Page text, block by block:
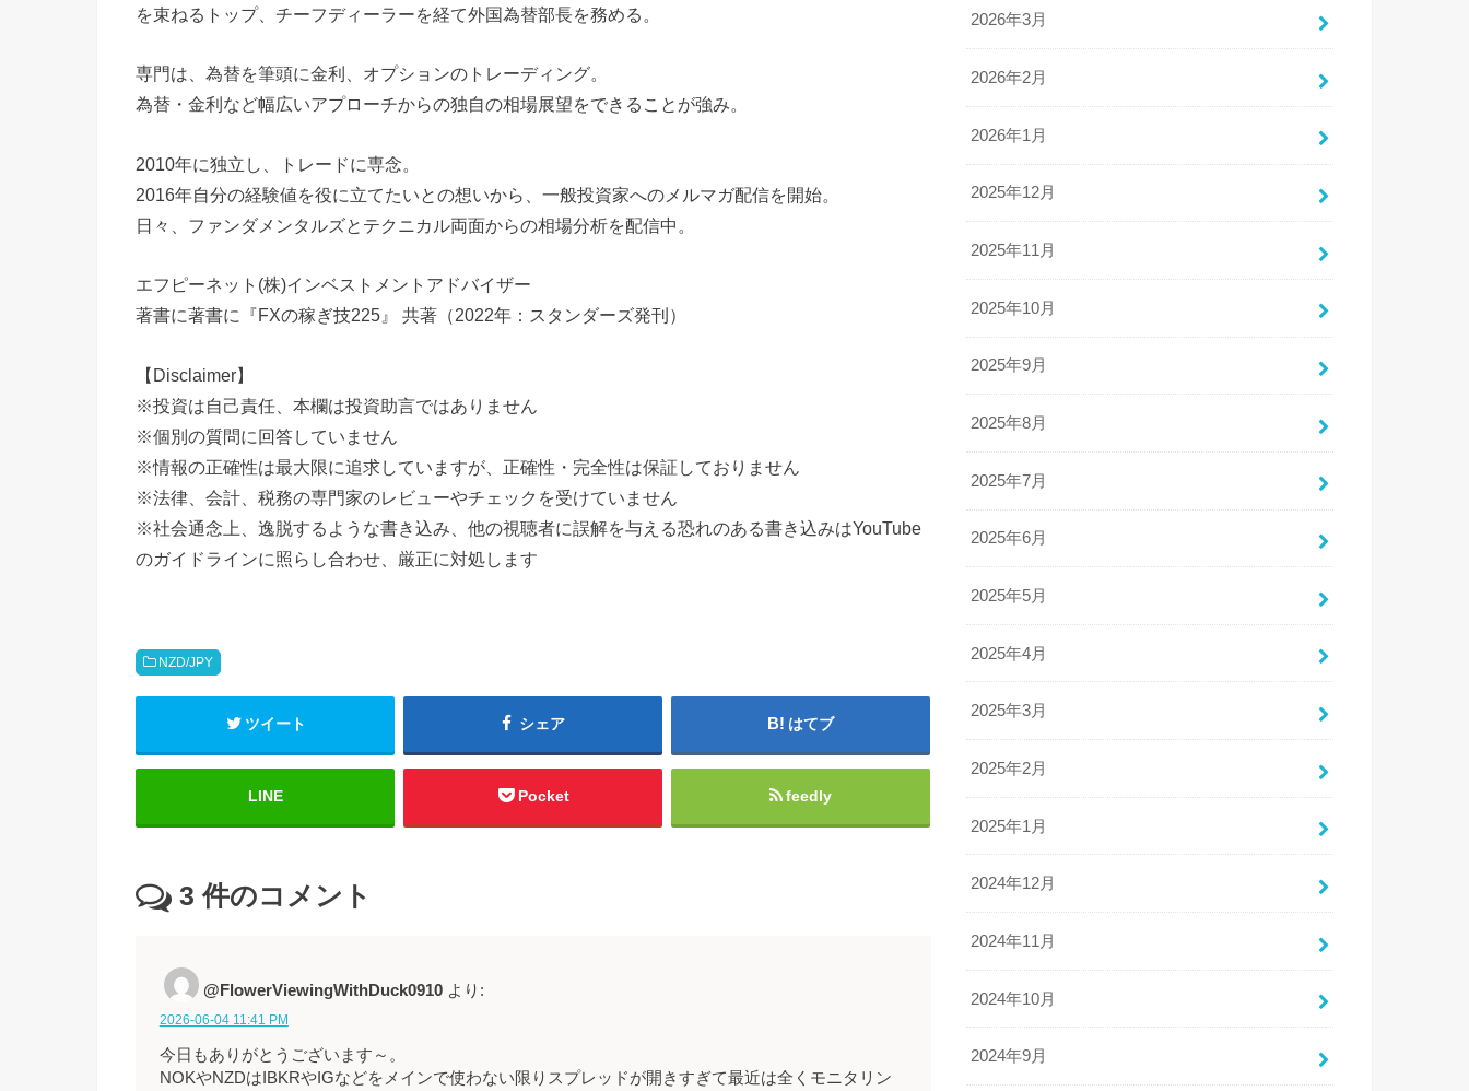
を束ねるトップ、チーフディーラーを経て外国為替部長を務める。
専門は、為替を筆頭に金利、オプションのトレーディング。
為替・金利など幅広いアプローチからの独自の相場展望をできることが強み。
2010年に独立し、トレードに専念。
2016年自分の経験値を役に立てたいとの想いから、一般投資家へのメルマガ配信を開始。
日々、ファンダメンタルズとテクニカル両面からの相場分析を配信中。
エフピーネット(株)インベストメントアドバイザー
著書に著書に『FXの稼ぎ技225』 共著（2022年：スタンダーズ発刊）
【Disclaimer】
※投資は自己責任、本欄は投資助言ではありません
※個別の質問に回答していません
※情報の正確性は最大限に追求していますが、正確性・完全性は保証しておりません
※法律、会計、税務の専門家のレビューやチェックを受けていません
※社会通念上、逸脱するような書き込み、他の視聴者に誤解を与える恐れのある書き込みはYouTube
のガイドラインに照らし合わせ、厳正に対処します
NZD/JPY
ツイート シェア はてブ
LINE Pocket feedly
3 件のコメント
@FlowerViewingWithDuck0910 より:
2026-06-04 11:41 PM
今日もありがとうございます～。
NOKやNZDはIBKRやIGなどをメインで使わない限りスプレッドが開きすぎて最近は全くモニタリン
2026年3月
2026年2月
2026年1月
2025年12月
2025年11月
2025年10月
2025年9月
2025年8月
2025年7月
2025年6月
2025年5月
2025年4月
2025年3月
2025年2月
2025年1月
2024年12月
2024年11月
2024年10月
2024年9月